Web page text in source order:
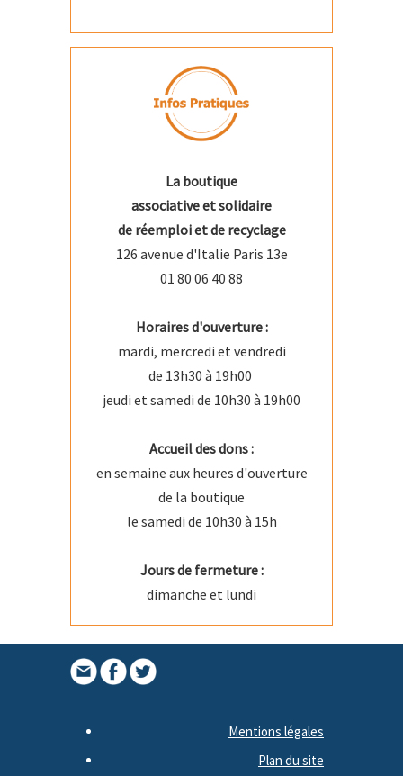
La boutique
associative et solidaire
de réemploi et de recyclage
126 avenue d'Italie Paris 13e
01 80 06 40 88
Horaires d'ouverture :
mardi, mercredi et vendredi
de 13h30 à 19h00
jeudi et samedi de 10h30 à 19h00
Accueil des dons :
en semaine aux heures d'ouverture
de la boutique
le samedi de 10h30 à 15h
Jours de fermeture :
dimanche et lundi
Mentions légales
Plan du site